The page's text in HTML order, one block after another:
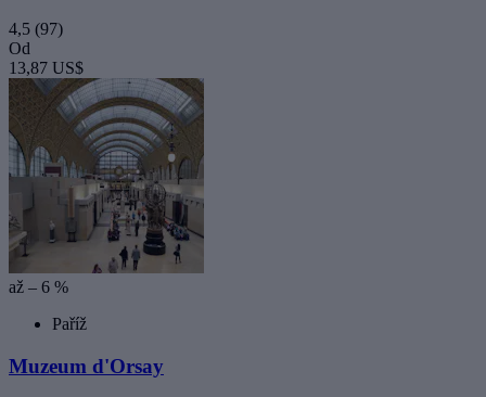
4,5 (97)
Od
13,87 US$
až – 6 %
Paříž
Muzeum d'Orsay